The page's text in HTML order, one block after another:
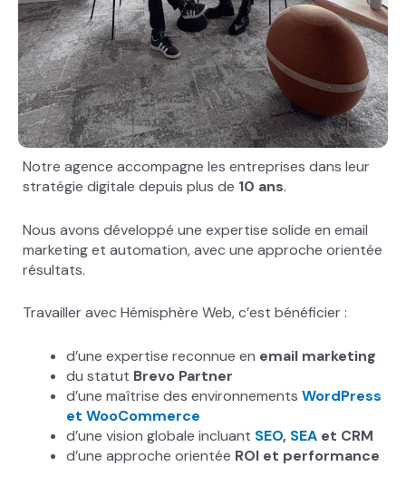
Notre agence accompagne les entreprises dans leur
stratégie digitale depuis plus de 10 ans.
Nous avons développé une expertise solide en email
marketing et automation, avec une approche orientée
résultats.
Travailler avec Hémisphère Web, c’est bénéficier :
d’une expertise reconnue en email marketing
du statut Brevo Partner
d’une maîtrise des environnements WordPress
et WooCommerce
d’une vision globale incluant SEO, SEA et CRM
d’une approche orientée ROI et performance